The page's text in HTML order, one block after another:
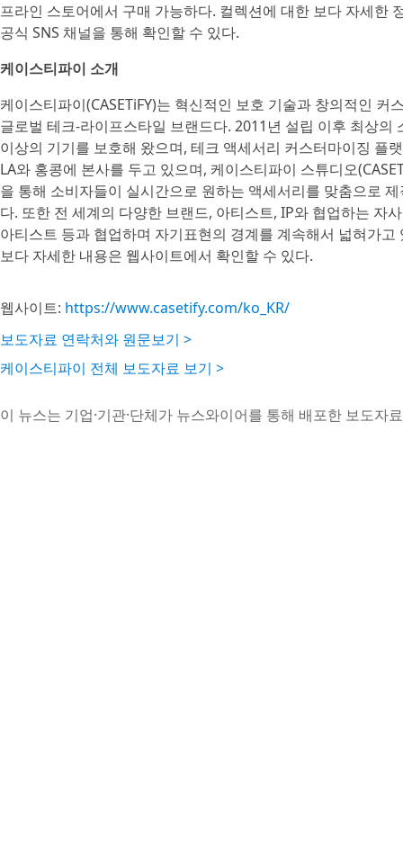
프라인 스토어에서 구매 가능하다. 컬렉션에 대한 보다 자세한
공식 SNS 채널을 통해 확인할 수 있다.
케이스티파이 소개
케이스티파이(CASETiFY)는 혁신적인 보호 기술과 창의적인
글로벌 테크-라이프스타일 브랜드다. 2011년 설립 이후 최상
이상의 기기를 보호해 왔으며, 테크 액세서리 커스터마이징 플
LA와 홍콩에 본사를 두고 있으며, 케이스티파이 스튜디오
을 통해 소비자들이 실시간으로 원하는 액세서리를 맞춤으로
다. 또한 전 세계의 다양한 브랜드, 아티스트, IP와 협업하는 자
아티스트 등과 협업하며 자기표현의 경계를 계속해서 넓혀가
보다 자세한 내용은 웹사이트에서 확인할 수 있다.
웹사이트: https://www.casetify.com/ko_KR/
보도자료 연락처와 원문보기 >
케이스티파이 전체 보도자료 보기 >
이 뉴스는 기업·기관·단체가 뉴스와이어를 통해 배포한 보도자